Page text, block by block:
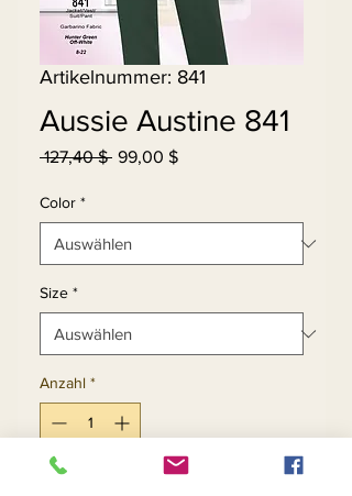
Artikelnummer: 841
Aussie Austine 841
127,40 $ Standardpreis
99,00 $Sale-
Color *
Size *
Anzahl *